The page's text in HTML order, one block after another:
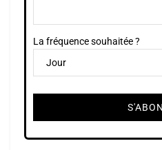
La fréquence souhaitée ?